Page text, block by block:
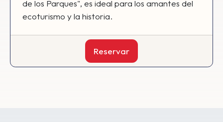
de los Parques", es ideal para los amantes del
ecoturismo y la historia.
Reservar